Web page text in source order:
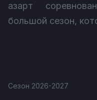
азарт
большой сезон,
Сезон 2026-2027